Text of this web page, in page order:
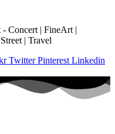
Concert | FineArt |
| Travel
Twitter Pinterest Linkedin